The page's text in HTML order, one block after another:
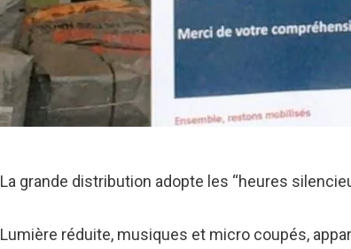
La grande distribution adopte les “heures
Lumière réduite, musiques et micro coupés,